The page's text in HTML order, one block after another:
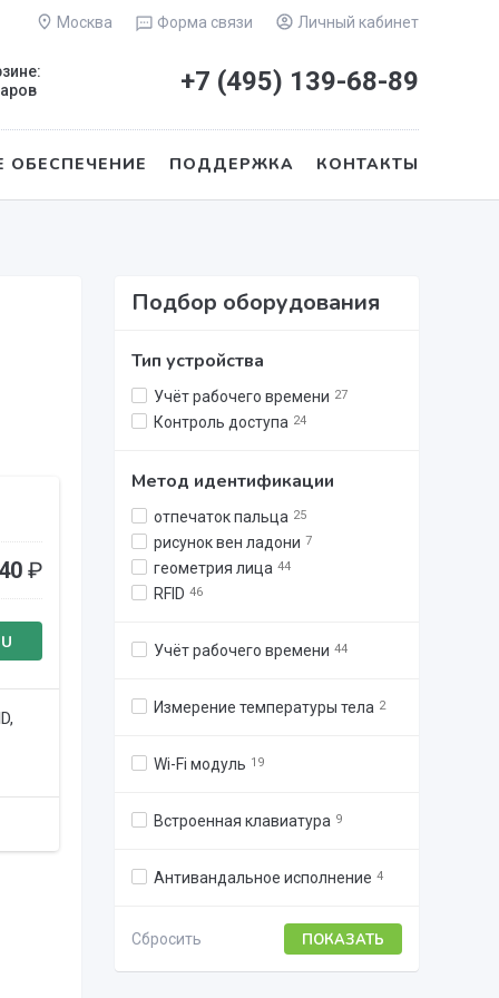
Москва Форма связи Личный кабинет
+7 (495) 139-68-89
ОБЕСПЕЧЕНИЕ ПОДДЕРЖКА КОНТАКТЫ
₽
Подбор оборудования
Тип устройства
Учёт рабочего времени 27
Контроль доступа 24
Метод идентификации
отпечаток пальца 25
рисунок вен ладони 7
геометрия лица 44
RFID 46
Учёт рабочего времени 44
Измерение температуры тела 2
Wi-Fi модуль 19
Встроенная клавиатура 9
Антивандальное исполнение 4
Сбросить